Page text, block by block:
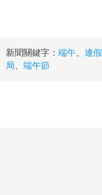
新聞關鍵字： 端午 連假
局
端午節